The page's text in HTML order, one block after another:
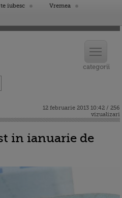
iubesc
Vremea
12 februarie 2013 10:42 / 256
vizualizari
in ianuarie de